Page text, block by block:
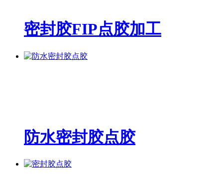
密封胶FIP点胶加工
防水密封胶点胶